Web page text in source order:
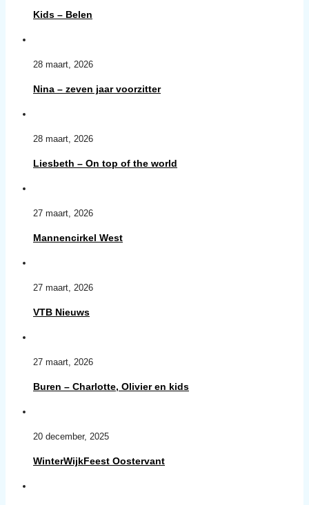
Kids – Belen
28 maart, 2026
Nina – zeven jaar voorzitter
28 maart, 2026
Liesbeth – On top of the world
27 maart, 2026
Mannencirkel West
27 maart, 2026
VTB Nieuws
27 maart, 2026
Buren – Charlotte, Olivier en kids
20 december, 2025
WinterWijkFeest Oostervant